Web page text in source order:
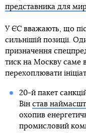
представника для
У ЄС вважають, що
сильнішій позиції.
призначення
тиск на Москву саме
перехоплювати
20-й пакет
Він став
охопив
промисловий